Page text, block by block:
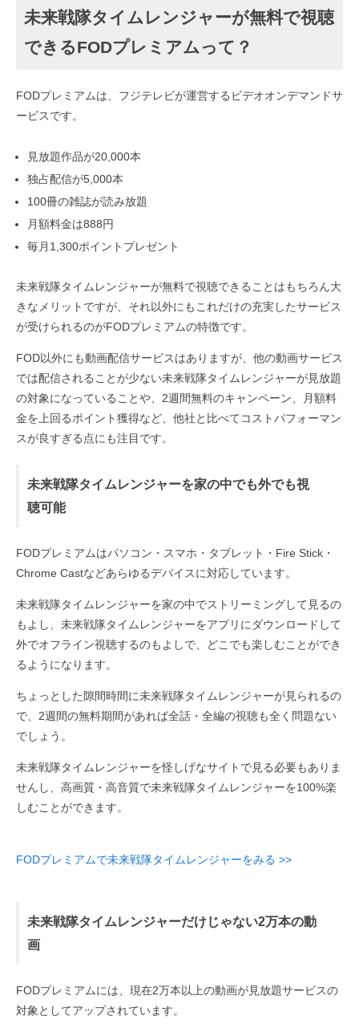
未来戦隊タイムレンジャーが無料で視聴
できるFODプレミアムって？
FODプレミアムは、フジテレビが運営するビデオオンデマンドサ
ービスです。
見放題作品が20,000本
独占配信が5,000本
100冊の雑誌が読み放題
月額料金は888円
毎月1,300ポイントプレゼント
未来戦隊タイムレンジャーが無料で視聴できることはもちろん大
きなメリットですが、それ以外にもこれだけの充実したサービス
が受けられるのがFODプレミアムの特徴です。
FOD以外にも動画配信サービスはありますが、他の動画サービス
では配信されることが少ない未来戦隊タイムレンジャーが見放題
の対象になっていることや、2週間無料のキャンペーン、月額料
金を上回るポイント獲得など、他社と比べてコストパフォーマン
スが良すぎる点にも注目です。
未来戦隊タイムレンジャーを家の中でも外でも視
聴可能
FODプレミアムはパソコン・スマホ・タブレット・Fire Stick・
Chrome Castなどあらゆるデバイスに対応しています。
未来戦隊タイムレンジャーを家の中でストリーミングして見るの
もよし、未来戦隊タイムレンジャーをアプリにダウンロードして
外でオフライン視聴するのもよしで、どこでも楽しむことができ
るようになります。
ちょっとした隙間時間に未来戦隊タイムレンジャーが見られるの
で、2週間の無料期間があれば全話・全編の視聴も全く問題ない
でしょう。
未来戦隊タイムレンジャーを怪しげなサイトで見る必要もありま
せんし、高画質・高音質で未来戦隊タイムレンジャーを100%楽
しむことができます。
FODプレミアムで未来戦隊タイムレンジャーをみる >>
未来戦隊タイムレンジャーだけじゃない2万本の動
画
FODプレミアムには、現在2万本以上の動画が見放題サービスの
対象としてアップされています。